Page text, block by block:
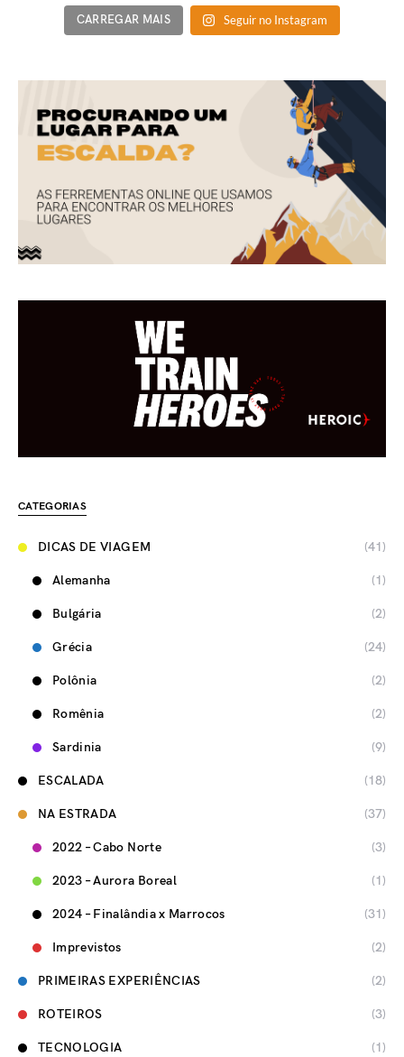
CARREGAR MAIS Seguir no Instagram
CATEGORIAS
DICAS DE VIAGEM (41)
Alemanha (1)
Bulgária (2)
Grécia (24)
Polônia (2)
Romênia (2)
Sardinia (9)
ESCALADA (18)
NA ESTRADA (37)
2022 – Cabo Norte (3)
2023 – Aurora Boreal (1)
2024 – Finalândia x Marrocos (31)
Imprevistos (2)
PRIMEIRAS EXPERIÊNCIAS (2)
ROTEIROS (3)
TECNOLOGIA (1)